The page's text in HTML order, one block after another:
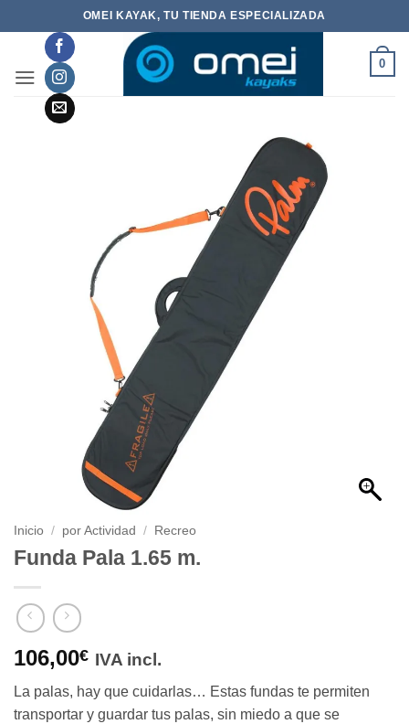
al
contenido
OMEI KAYAK, TU TIENDA ESPECIALIZADA
0
Inicio / por Actividad / Recreo
Funda Pala 1.65 m.
106,00€ IVA incl.
La palas, hay que cuidarlas… Estas fundas te permiten
transportar y guardar tus palas, sin miedo a que se